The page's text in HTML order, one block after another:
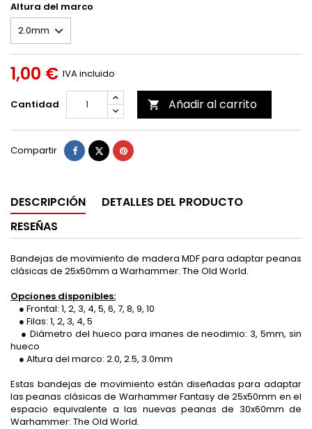
Altura del marco
1,00 € IVA incluido
Cantidad  Añadir al carrito
Compartir Compartir
TuitearPinterest
DESCRIPCIÓN
DETALLES DEL PRODUCTO
RESEÑAS
Bandejas de movimiento de madera MDF para adaptar peanas
clásicas de 25x50mm a Warhammer: The Old World.
Opciones disponibles:
● Frontal: 1, 2, 3, 4, 5, 6, 7, 8, 9, 10
● Filas: 1, 2, 3, 4, 5
● Diámetro del hueco para imanes de neodimio: 3, 5mm, sin
hueco
● Altura del marco: 2.0, 2.5, 3.0mm
Estas bandejas de movimiento están diseñadas para adaptar
las peanas clásicas de Warhammer Fantasy de 25x50mm en el
espacio equivalente a las nuevas peanas de 30x60mm de
Warhammer: The Old World.